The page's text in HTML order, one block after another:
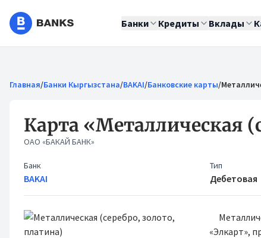
Банки Кредиты Вклады
Главная/Банки Кыргызстана/BAKAI/Банковские карты/
Карта «Металлическая
ОАО «БАКАЙ БАНК»
Банк
BAKAI
Тип
Дебетовая
«Элкарт»,